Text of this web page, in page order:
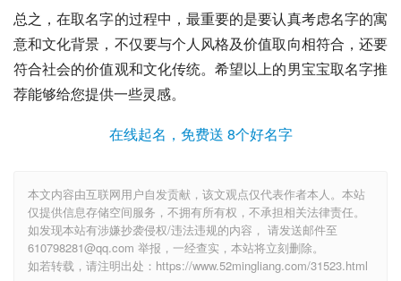
总之，在取名字的过程中，最重要的是要认真考虑名字的寓
意和文化背景，不仅要与个人风格及价值取向相符合，还要
符合社会的价值观和文化传统。希望以上的男宝宝取名字推
荐能够给您提供一些灵感。
在线起名，免费送 8个好名字
本文内容由互联网用户自发贡献，该文观点仅代表作者本人。本站
仅提供信息存储空间服务，不拥有所有权，不承担相关法律责任。
如发现本站有涉嫌抄袭侵权/违法违规的内容， 请发送邮件至
610798281@qq.com 举报，一经查实，本站将立刻删除。
如若转载，请注明出处：https://www.52mingliang.com/31523.html